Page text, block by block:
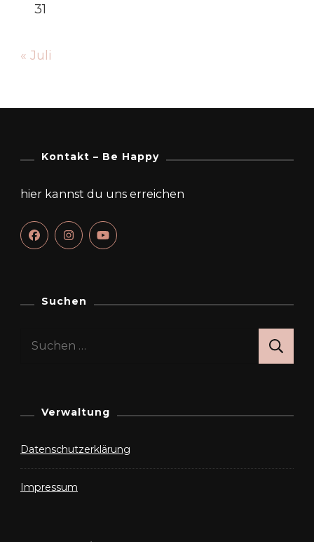
31
« Juli
Kontakt – Be Happy
hier kannst du uns erreichen
Suchen
Suchen
Verwaltung
Datenschutzerklärung
Impressum